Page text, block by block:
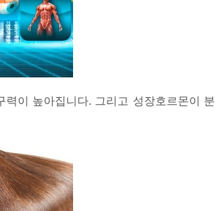
이 높아집니다. 그리고 성장호르몬이 분